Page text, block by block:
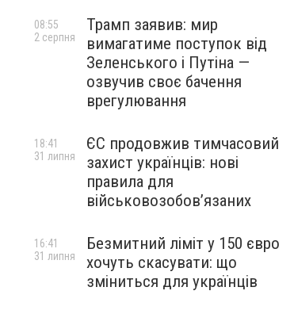
Трамп заявив: мир
вимагатиме поступок від
Зеленського і Путіна —
озвучив своє бачення
врегулювання
08:55
2 серпня
ЄС продовжив тимчасовий
захист українців: нові
правила для
військовозобов’язаних
18:41
31 липня
Безмитний ліміт у 150 євро
хочуть скасувати: що
зміниться для українців
16:41
31 липня